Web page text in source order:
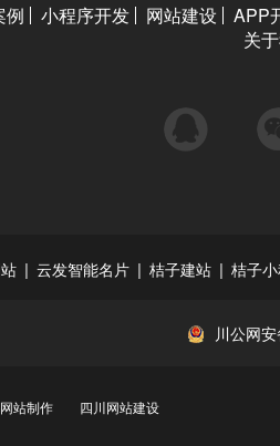
例 小程序开发 网站建设 APP
关
QQ
| 云发智能名片 | 桔子建站 | 桔子
川公网
站制作 四川网站建设